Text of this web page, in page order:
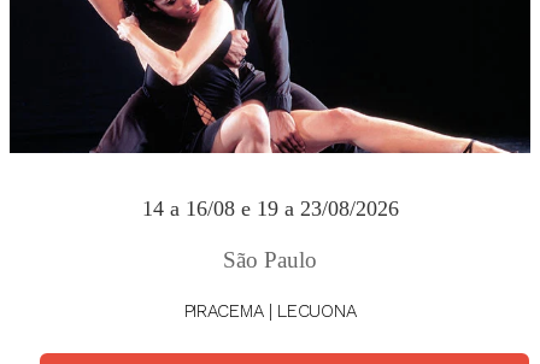
14 a 16/08 e 19 a 23/08/2026
São Paulo
PIRACEMA | LECUONA